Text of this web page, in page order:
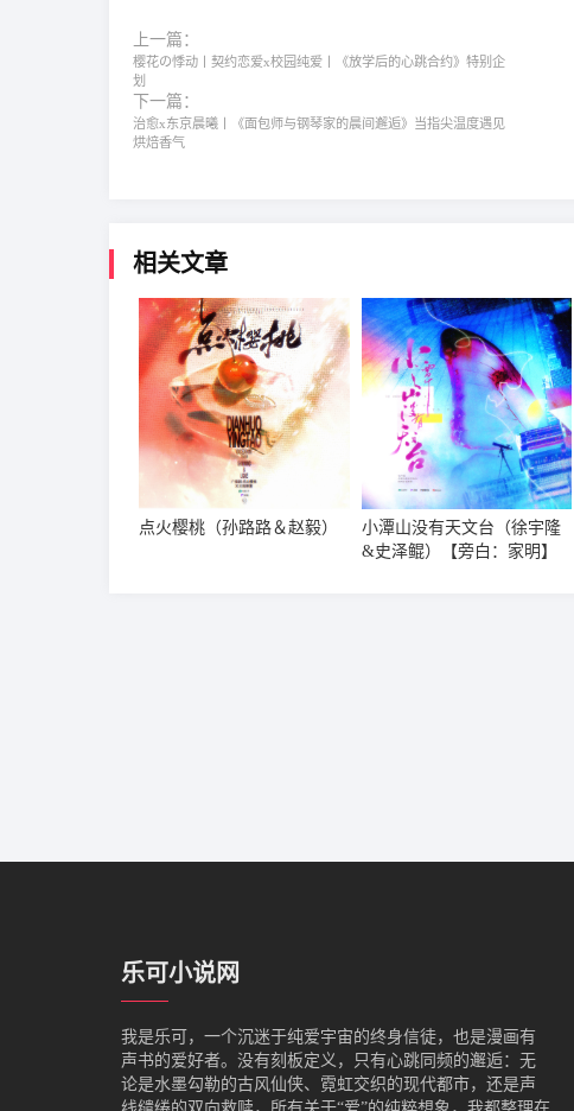
上一篇：
樱花の悸动丨契约恋爱x校园纯爱丨《放学后的心跳合约》特别企
划
下一篇：
治愈x东京晨曦丨《面包师与钢琴家的晨间邂逅》当指尖温度遇见
烘焙香气
相关文章
点火樱桃（孙路路＆赵毅）
小潭山没有天文台（徐宇隆
&史泽鲲）【旁白：家明】
乐可小说网
我是‌乐可，一个沉迷于纯爱宇宙的终身信徒，也是漫画有
声书的爱好者。没有刻板定义，只有心跳同频的邂逅：无
论是水墨勾勒的古风仙侠、霓虹交织的现代都市，还是声